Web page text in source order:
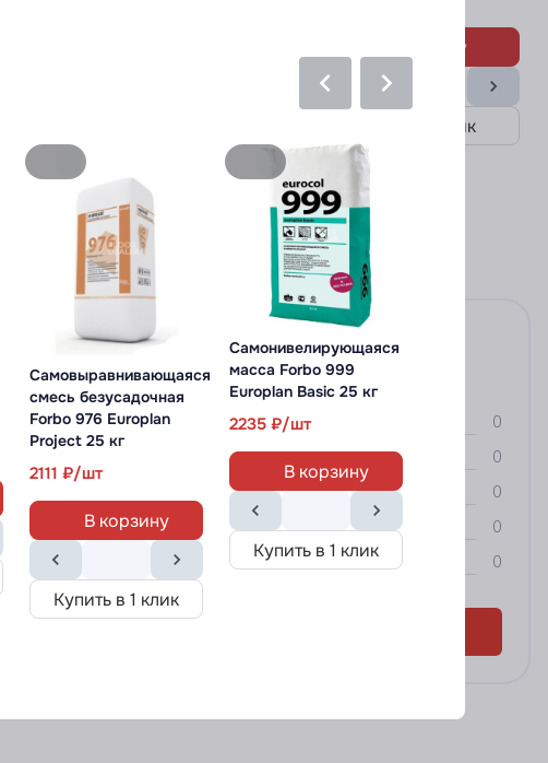
Самовыравнивающаяся
смесь безусадочная
Forbo 976 Europlan
Project 25 кг
2111
В корзину
Купить в 1 клик
Самонивелирующаяся
масса Forbo 999
Europlan Basic 25 кг
2235
В корзину
Купить в 1 клик
В
Купить в 1
В корзину
Купить в 1 клик
Отзывов: 0
0
0
0
0
0